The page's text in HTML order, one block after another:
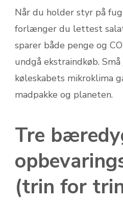
Når du holder styr på
forlænger du lettest
sparer både penge og CO
undgå ekstraindkøb.
køleskabets mikroklima
madpakke og planeten.
Tre
(trin for